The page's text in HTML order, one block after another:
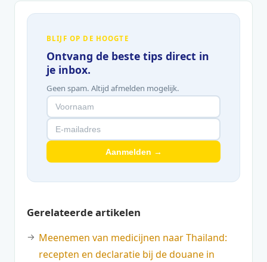
BLIJF OP DE HOOGTE
Ontvang de beste tips direct in
je inbox.
Geen spam. Altijd afmelden mogelijk.
Aanmelden →
Gerelateerde artikelen
Meenemen van medicijnen naar Thailand:
recepten en declaratie bij de douane in